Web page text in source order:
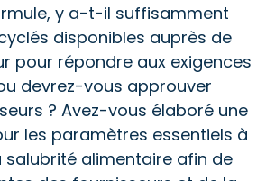
y a-t-il suffisamment
disponibles auprès de
pour répondre aux exigences
devrez-vous approuver
? Avez-vous élaboré une
les paramètres essentiels à
salubrité alimentaire afin de